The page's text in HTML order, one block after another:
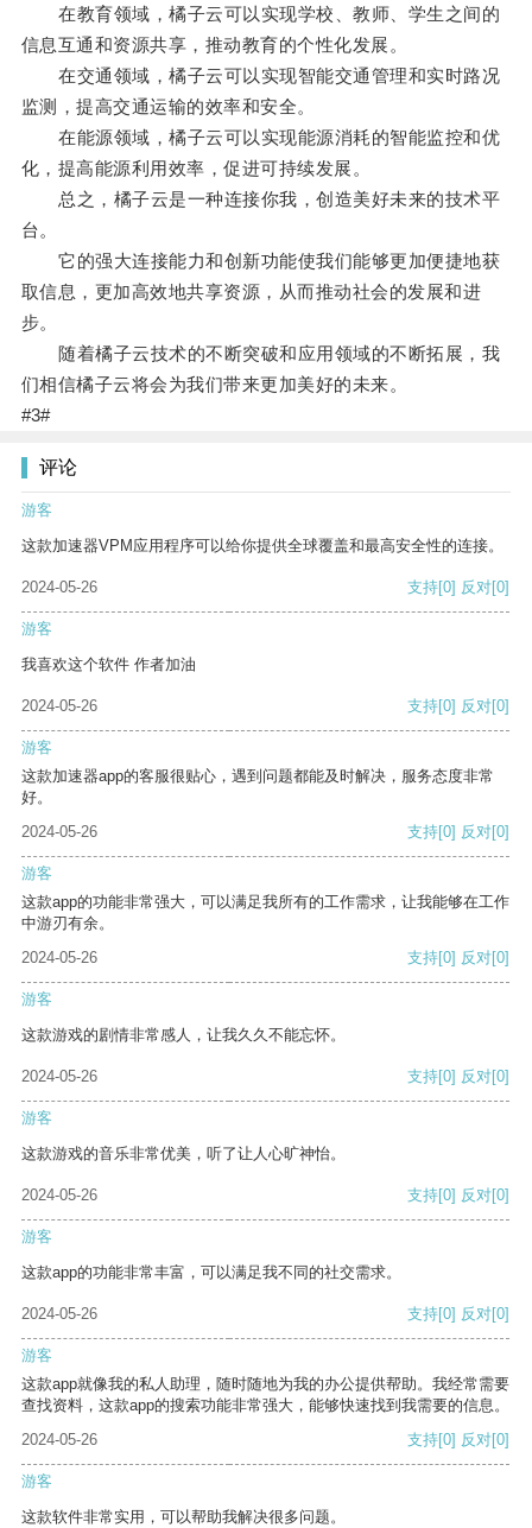
在教育领域，橘子云可以实现学校、教师、学生之间的
信息互通和资源共享，推动教育的个性化发展。
在交通领域，橘子云可以实现智能交通管理和实时路况
监测，提高交通运输的效率和安全。
在能源领域，橘子云可以实现能源消耗的智能监控和优
化，提高能源利用效率，促进可持续发展。
总之，橘子云是一种连接你我，创造美好未来的技术平
台。
它的强大连接能力和创新功能使我们能够更加便捷地获
取信息，更加高效地共享资源，从而推动社会的发展和进
步。
随着橘子云技术的不断突破和应用领域的不断拓展，我
们相信橘子云将会为我们带来更加美好的未来。
#3#
评论
游客
这款加速器VPM应用程序可以给你提供全球覆盖和最高安全性的连接。
2024-05-26 支持[0] 反对[0]
游客
我喜欢这个软件 作者加油
2024-05-26 支持[0] 反对[0]
游客
这款加速器app的客服很贴心，遇到问题都能及时解决，服务态度非常
好。
2024-05-26
支持[0] 反对[0]
游客
这款app的功能非常强大，可以满足我所有的工作需求，让我能够在工作
中游刃有余。
2024-05-26
支持[0] 反对[0]
游客
这款游戏的剧情非常感人，让我久久不能忘怀。
2024-05-26 支持[0] 反对[0]
游客
这款游戏的音乐非常优美，听了让人心旷神怡。
2024-05-26 支持[0] 反对[0]
游客
这款app的功能非常丰富，可以满足我不同的社交需求。
2024-05-26 支持[0] 反对[0]
游客
这款app就像我的私人助理，随时随地为我的办公提供帮助。我经常需要
查找资料，这款app的搜索功能非常强大，能够快速找到我需要的信息。
2024-05-26
支持[0] 反对[0]
游客
这款软件非常实用，可以帮助我解决很多问题。